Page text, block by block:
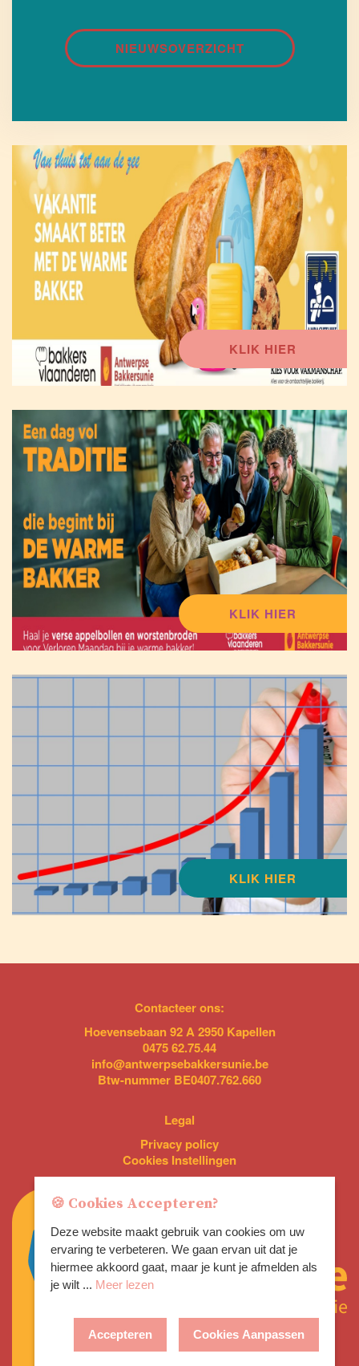
NIEUWSOVERZICHT
KLIK HIER
KLIK HIER
KLIK HIER
Contacteer ons:
Hoevensebaan 92 A 2950 Kapellen
0475 62.75.44
info@antwerpsebakkersunie.be
Btw-nummer BE0407.762.660
Legal
Privacy policy
Cookies Instellingen
🍪 Cookies Accepteren?
Deze website maakt gebruik van cookies om uw
ervaring te verbeteren. We gaan ervan uit dat je
hiermee akkoord gaat, maar je kunt je afmelden als
je wilt ... Meer lezen
Accepteren Cookies Aanpassen